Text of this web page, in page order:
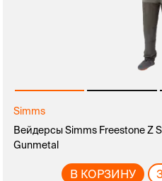
Simms
Вейдерсы Simms Freestone Z
Gunmetal
В КОРЗИНУ